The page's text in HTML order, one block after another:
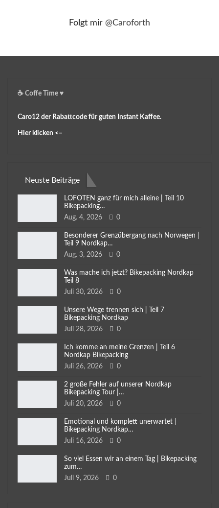
Folgt mir @Caroforth
☕️ Coffe Time ♥️
Caro12 der Rabattcode für guten Instant Kaffee.
Hier klicken <–
Neuste Beiträge
LOFOTEN ganz für mich alleine | Teil 10
Bikepacking…
Aug. 4, 2026
0
Besonderer Grenzübergang nach Norwegen |
Teil 9 Nordkap…
Aug. 3, 2026
0
Was mache ich jetzt? Bikepacking Nordkap
Teil 8
Juli 30, 2026
0
Unsere Wege trennen sich | Teil 7
Bikepacking Nordkap
Juli 28, 2026
0
Ich komme an meine Grenzen | Teil 6
Nordkap Bikepacking
Juli 26, 2026
0
2 große Fehler auf unserer Nordkap
Bikepacking Tour |…
Juli 20, 2026
0
Emotional und komplett unerwartet |
Bikepacking Nordkap…
Juli 16, 2026
0
So viel Essen wir an einem Tag | Bikepacking
zum…
Juli 9, 2026
0